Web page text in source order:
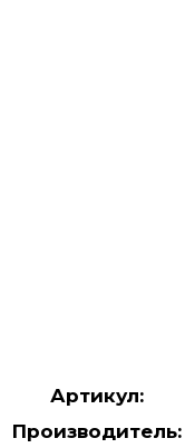
Артикул:
Производитель: